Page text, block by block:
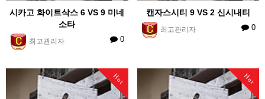
시카고 화이트삭스 6 VS 9 미네
소타
최고관리자 0
캔자스시티 9 VS 2 신시내티
최고관리자 0
Hot Hot